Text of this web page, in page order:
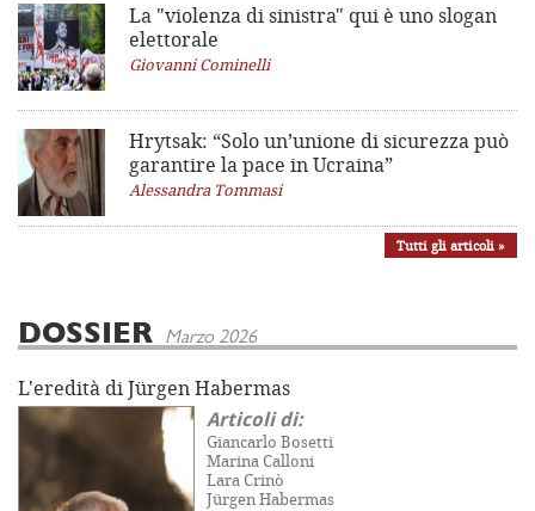
La "violenza di sinistra" qui è uno slogan
elettorale
Giovanni Cominelli
Hrytsak: “Solo un’unione di sicurezza può
garantire la pace in Ucraina”
Alessandra Tommasi
Tutti gli articoli »
DOSSIER Marzo 2026
L'eredità di Jürgen Habermas
Articoli di:
Giancarlo Bosetti
Marina Calloni
Lara Crinò
Jürgen Habermas